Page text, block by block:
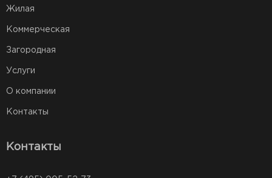
Жилая
Коммерческая
Загородная
Услуги
О компании
Контакты
Контакты